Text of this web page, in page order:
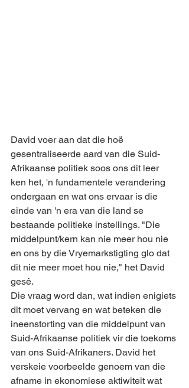
David voer aan dat die hoë
gesentraliseerde aard van die Suid-
Afrikaanse politiek soos ons dit leer
ken het, 'n fundamentele verandering
ondergaan en wat ons ervaar is die
einde van 'n era van die land se
bestaande politieke instellings. "Die
middelpunt/kern kan nie meer hou nie
en ons by die Vryemarkstigting glo dat
dit nie meer moet hou nie," het David
gesê.
Die vraag word dan, wat indien enigiets
dit moet vervang en wat beteken die
ineenstorting van die middelpunt van
Suid-Afrikaanse politiek vir die toekoms
van ons Suid-Afrikaners. David het
verskeie voorbeelde genoem van die
afname in ekonomiese aktiwiteit wat